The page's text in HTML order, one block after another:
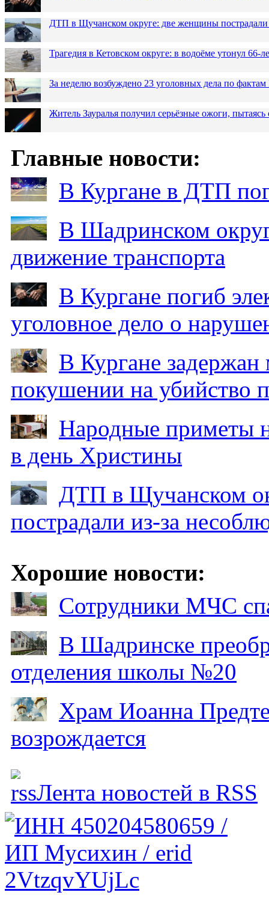
ДТП в Щучанском округе: две женщины пострадали
Трагедия в Кетовском округе: в водоёме утонул 66-
За неделю возбуждено 23 уголовных дела по
Житель Зауралья получил серьёзные ожоги, пытаясь
Главные новости:
В Кургане в ДТП
В Шадринском
движение транспорта
В Кургане погиб
уголовное дело о
В Кургане
покушении на убийство
Народные приметы
в день Христины
ДТП в Щучанском
пострадали из-за
Хорошие новости:
Сотрудники МЧС
В Шадринске
отделения школы №20
Храм Иоанна
возрождается
Лента новостей в RSS